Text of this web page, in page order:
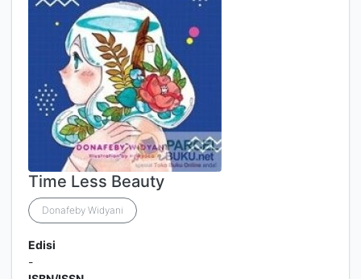
Time Less Beauty
Donafeby Widyani
Edisi
-